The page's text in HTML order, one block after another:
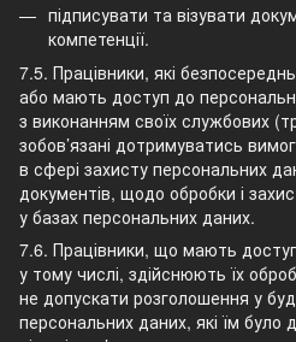
підписувати та візувати
компетенції.
7.5. Працівники, які
або мають доступ до
з виконанням своїх службових
зобов’язані дотримуватись
в сфері захисту персональних
документів, щодо обробки і
у базах персональних даних.
7.6. Працівники, що мають
у тому числі, здійснюють їх
не допускати розголошення у
персональних даних, які їм було